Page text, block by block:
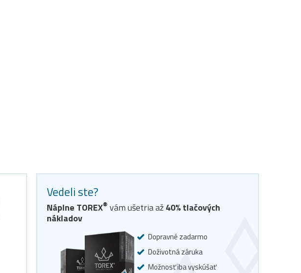
Vedeli ste?
Náplne TOREX® vám ušetria až40% tlačových
nákladov
Dopravné zadarmo
Doživotná záruka
Možnosť iba vyskúšať